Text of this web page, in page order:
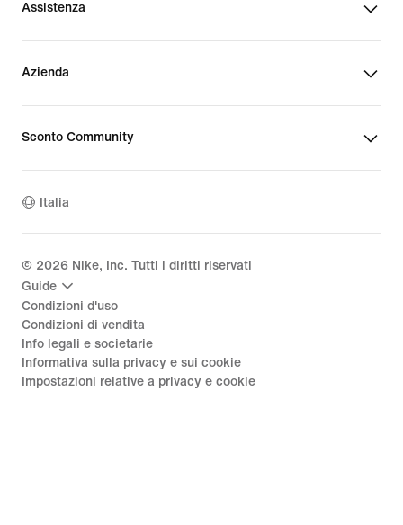
Assistenza
Azienda
Sconto Community
Italia
© 2026 Nike, Inc. Tutti i diritti riservati
Guide
Condizioni d'uso
Condizioni di vendita
Info legali e societarie
Informativa sulla privacy e sui cookie
Impostazioni relative a privacy e cookie